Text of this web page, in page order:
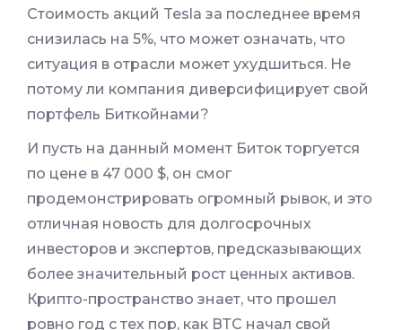
Стоимость акций Tesla за последнее время
снизилась на 5%, что может означать, что
ситуация в отрасли может ухудшиться. Не
потому ли компания диверсифицирует свой
портфель Биткойнами?
И пусть на данный момент Биток торгуется
по цене в 47 000 $, он смог
продемонстрировать огромный рывок, и это
отличная новость для долгосрочных
инвесторов и экспертов, предсказывающих
более значительный рост ценных активов.
Крипто-пространство знает, что прошел
ровно год с тех пор, как ВТС начал свой